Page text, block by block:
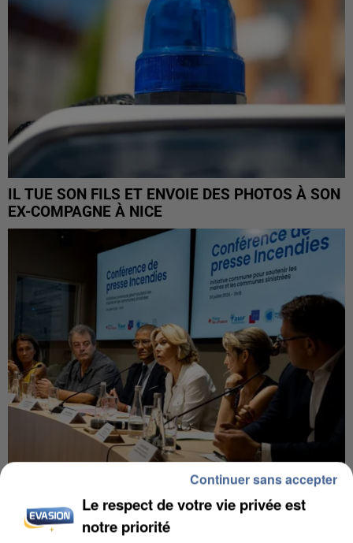
IL TUE SON FILS ET ENVOIE DES PHOTOS À SON
EX-COMPAGNE À NICE
INCENDIES : L’ÎLE-DE-FRANCE LANCE UN ÉLAN
DE SOLIDARITÉ AVEC LES...
Le respect de votre vie privée est
notre priorité
Continuer sans accepter